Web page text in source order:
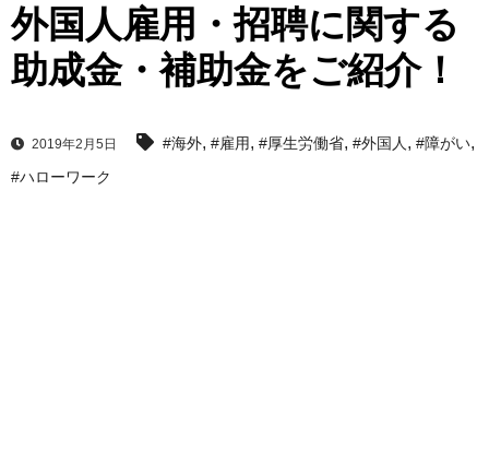
外国人雇用・招聘に関する
助成金・補助金をご紹介！
2019年2月5日 #海外, #雇用, #厚生労働省, #外国人, #障がい,
#ハローワーク